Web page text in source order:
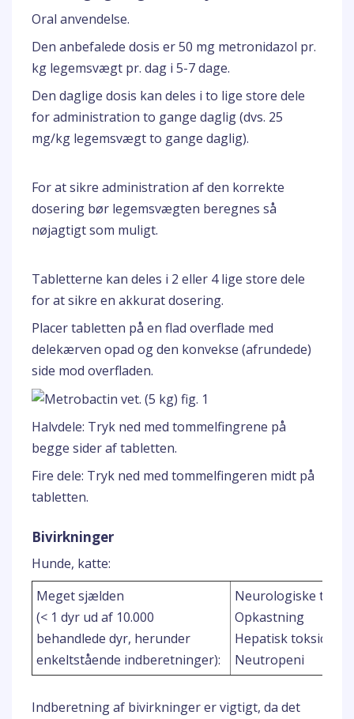
Oral anvendelse.
Den anbefalede dosis er 50 mg metronidazol pr.
kg legemsvægt pr. dag i 5-7 dage.
Den daglige dosis kan deles i to lige store dele
for administration to gange daglig (dvs. 25
mg/kg legemsvægt to gange daglig).
For at sikre administration af den korrekte
dosering bør legemsvægten beregnes så
nøjagtigt som muligt.
Tabletterne kan deles i 2 eller 4 lige store dele
for at sikre en akkurat dosering.
Placer tabletten på en flad overflade med
delekærven opad og den konvekse (afrundede)
side mod overfladen.
Halvdele: Tryk ned med tommelfingrene på
begge sider af tabletten.
Fire dele: Tryk ned med tommelfingeren midt på
tabletten.
Bivirkninger
Hunde, katte:
Meget sjælden
(< 1 dyr ud af 10.000
behandlede dyr, herunder
enkeltstående indberetninger):
Neurologiske tegn
Opkastning
Hepatisk toksicitet
Neutropeni
Indberetning af bivirkninger er vigtigt, da det